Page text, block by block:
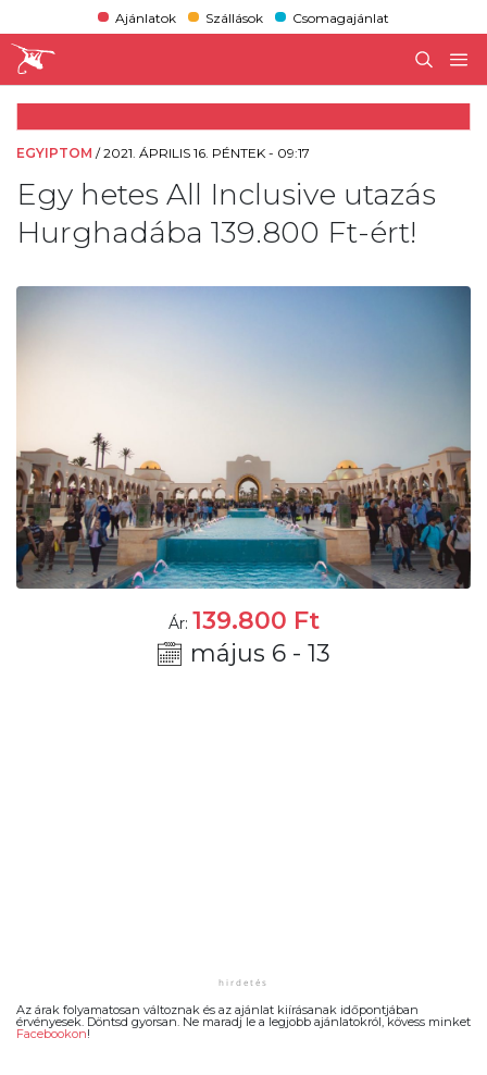
Ajánlatok Szállások Csomagajánlat
EGYIPTOM /2021. ÁPRILIS 16. PÉNTEK - 09:17
Egy hetes All Inclusive utazás
Hurghadába 139.800 Ft-ért!
Ár: 139.800 Ft
május 6 - 13
Az árak folyamatosan változnak és az ajánlat kiírásanak időpontjában
érvényesek. Döntsd gyorsan. Ne maradj le a legjobb ajánlatokról, kövess minket
Facebookon!